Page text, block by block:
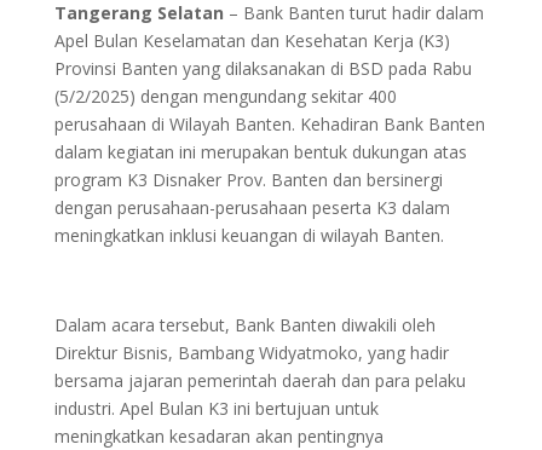
Tangerang Selatan – Bank Banten turut hadir dalam
Apel Bulan Keselamatan dan Kesehatan Kerja (K3)
Provinsi Banten yang dilaksanakan di BSD pada Rabu
(5/2/2025) dengan mengundang sekitar 400
perusahaan di Wilayah Banten. Kehadiran Bank Banten
dalam kegiatan ini merupakan bentuk dukungan atas
program K3 Disnaker Prov. Banten dan bersinergi
dengan perusahaan-perusahaan peserta K3 dalam
meningkatkan inklusi keuangan di wilayah Banten.
Dalam acara tersebut, Bank Banten diwakili oleh
Direktur Bisnis, Bambang Widyatmoko, yang hadir
bersama jajaran pemerintah daerah dan para pelaku
industri. Apel Bulan K3 ini bertujuan untuk
meningkatkan kesadaran akan pentingnya